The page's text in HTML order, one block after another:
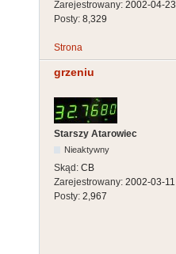
Zarejestrowany: 2002-04-23
Posty: 8,329
Strona
grzeniu
Starszy Atarowiec
Nieaktywny
Skąd: CB
Zarejestrowany: 2002-03-11
Posty: 2,967